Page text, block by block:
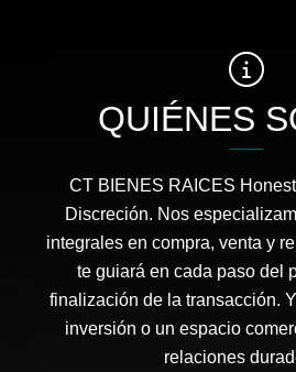
QUIÉNES
CT BIENES RAICES
Discreción. Nos
integrales en compra, venta y
te guiará en cada paso del
finalización de la transacción.
inversión o un espacio
relaciones